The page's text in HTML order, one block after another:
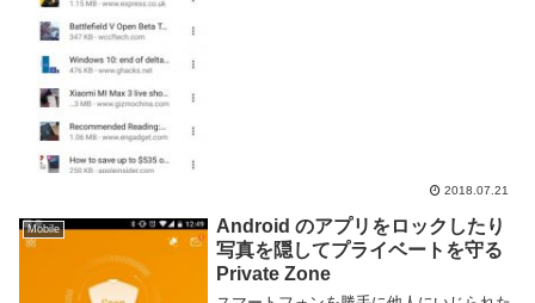
2018.07.21
Mobile
Android のアプリをロックしたり
写真を隠してプライベートを守る
Private Zone